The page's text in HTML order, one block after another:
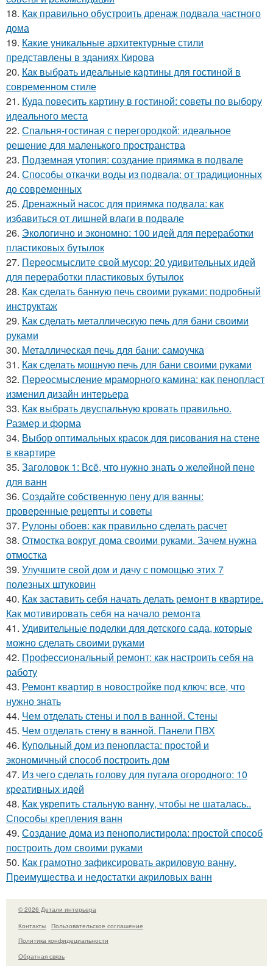
18. Как правильно обустроить дренаж подвала частного
дома
19. Какие уникальные архитектурные стили
представлены в зданиях Кирова
20. Как выбрать идеальные картины для гостиной в
современном стиле
21. Куда повесить картину в гостиной: советы по выбору
идеального места
22. Спальня-гостиная с перегородкой: идеальное
решение для маленького пространства
23. Подземная утопия: создание приямка в подвале
24. Способы откачки воды из подвала: от традиционных
до современных
25. Дренажный насос для приямка подвала: как
избавиться от лишней влаги в подвале
26. Экологично и экономно: 100 идей для переработки
пластиковых бутылок
27. Переосмыслите свой мусор: 20 удивительных идей
для переработки пластиковых бутылок
28. Как сделать банную печь своими руками: подробный
инструктаж
29. Как сделать металлическую печь для бани своими
руками
30. Металлическая печь для бани: самоучка
31. Как сделать мощную печь для бани своими руками
32. Переосмысление мраморного камина: как пенопласт
изменил дизайн интерьера
33. Как выбрать двуспальную кровать правильно.
Размер и форма
34. Выбор оптимальных красок для рисования на стене
в квартире
35. Заголовок 1: Всё, что нужно знать о желейной пенe
для ванн
36. Создайте собственную пену для ванны:
проверенные рецепты и советы
37. Рулоны обоев: как правильно сделать расчет
38. Отмостка вокруг дома своими руками. Зачем нужна
отмостка
39. Улучшите свой дом и дачу с помощью этих 7
полезных штуковин
40. Как заставить себя начать делать ремонт в квартире.
Как мотивировать себя на начало ремонта
41. Удивительные поделки для детского сада, которые
можно сделать своими руками
42. Профессиональный ремонт: как настроить себя на
работу
43. Ремонт квартир в новостройке под ключ: все, что
нужно знать
44. Чем отделать стены и пол в ванной. Стены
45. Чем отделать стену в ванной. Панели ПВХ
46. Купольный дом из пенопласта: простой и
экономичный способ построить дом
47. Из чего сделать голову для пугала огородного: 10
креативных идей
48. Как укрепить стальную ванну, чтобы не шаталась..
Способы крепления ванн
49. Создание дома из пенополистирола: простой способ
построить дом своими руками
50. Как грамотно зафиксировать акриловую ванну.
Преимущества и недостатки акриловых ванн
© 2026 Детали интерьера
Контакты
Пользовательское соглашение
Политика конфидециальности
Обратная связь